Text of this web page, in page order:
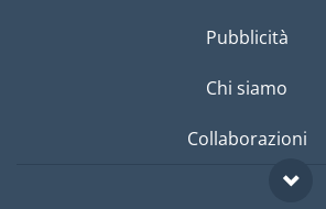
Pubblicità
Chi siamo
Collaborazioni